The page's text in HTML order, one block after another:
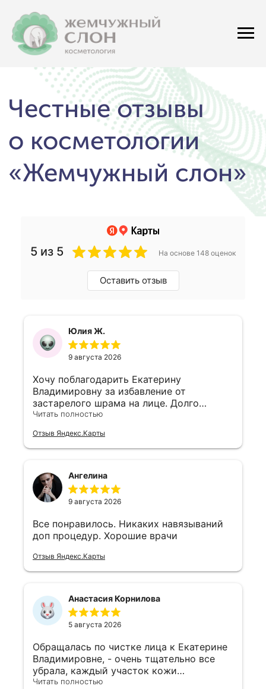
Честные отзывы
о косметологии
«Жемчужный слон»
5 из 5 На основе 148 оценок
Оставить отзыв
Юлия Ж.
9 августа 2026
Хочу поблагодарить Екатерину
Владимировну за избавление от
застарелого шрама на лице. Долго
искала врача, который возьмется за этот
помогли. Комбинация лазера и инъекций
дала отличный результат, кожа
профессионализм!
Читать полностью
Отзыв Яндекс.Карты
Ангелина
9 августа 2026
Все понравилось. Никаких навязываний
доп процедур. Хорошие врачи
Отзыв Яндекс.Карты
Анастасия Корнилова
5 августа 2026
Обращалась по чистке лица к Екатерине
Владимировне, - очень тщательно все
убрала, каждый участок кожи
обработала, подобрала уход- все
Читать полностью